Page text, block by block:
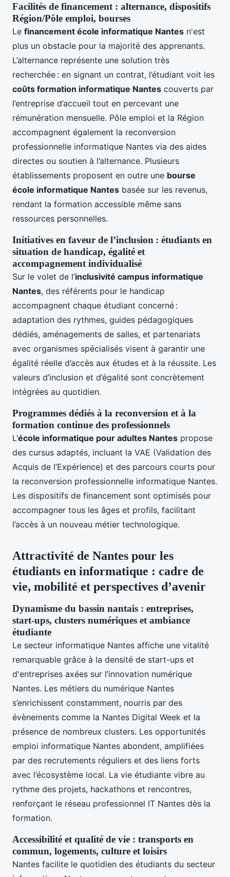
Facilités de financement : alternance, dispositifs
Région/Pôle emploi, bourses
Le financement école informatique Nantes n'est
plus un obstacle pour la majorité des apprenants.
L’alternance représente une solution très
recherchée : en signant un contrat, l’étudiant voit les
coûts formation informatique Nantes couverts par
l’entreprise d’accueil tout en percevant une
rémunération mensuelle. Pôle emploi et la Région
accompagnent également la reconversion
professionnelle informatique Nantes via des aides
directes ou soutien à l’alternance. Plusieurs
établissements proposent en outre une bourse
école informatique Nantes basée sur les revenus,
rendant la formation accessible même sans
ressources personnelles.
Initiatives en faveur de l’inclusion : étudiants en
situation de handicap, égalité et
accompagnement individualisé
Sur le volet de l’inclusivité campus informatique
Nantes, des référents pour le handicap
accompagnent chaque étudiant concerné :
adaptation des rythmes, guides pédagogiques
dédiés, aménagements de salles, et partenariats
avec organismes spécialisés visent à garantir une
égalité réelle d’accès aux études et à la réussite. Les
valeurs d’inclusion et d’égalité sont concrètement
intégrées au quotidien.
Programmes dédiés à la reconversion et à la
formation continue des professionnels
L’école informatique pour adultes Nantes propose
des cursus adaptés, incluant la VAE (Validation des
Acquis de l’Expérience) et des parcours courts pour
la reconversion professionnelle informatique Nantes.
Les dispositifs de financement sont optimisés pour
accompagner tous les âges et profils, facilitant
l’accès à un nouveau métier technologique.
Attractivité de Nantes pour les
étudiants en informatique : cadre de
vie, mobilité et perspectives d’avenir
Dynamisme du bassin nantais : entreprises,
start-ups, clusters numériques et ambiance
étudiante
Le secteur informatique Nantes affiche une vitalité
remarquable grâce à la densité de start-ups et
d'entreprises axées sur l’innovation numérique
Nantes. Les métiers du numérique Nantes
s’enrichissent constamment, nourris par des
évènements comme la Nantes Digital Week et la
présence de nombreux clusters. Les opportunités
emploi informatique Nantes abondent, amplifiées
par des recrutements réguliers et des liens forts
avec l’écosystème local. La vie étudiante vibre au
rythme des projets, hackathons et rencontres,
renforçant le réseau professionnel IT Nantes dès la
formation.
Accessibilité et qualité de vie : transports en
commun, logements, culture et loisirs
Nantes facilite le quotidien des étudiants du secteur